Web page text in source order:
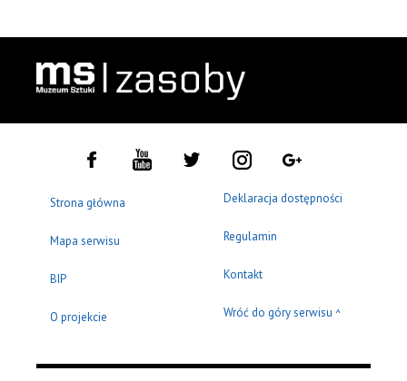
Strona główna
Mapa serwisu
BIP
O projekcie
Deklaracja dostępności
Regulamin
Kontakt
Wróć do góry serwisu ^